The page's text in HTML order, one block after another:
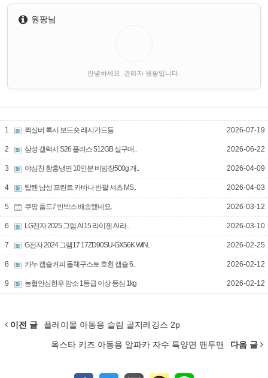
원팡님
안녕하세요. 관리자 원팡입니다.
1 퀵실버 록시 보드숏 래시가드등 2026-07-19
2 삼성 갤럭시 S26 플러스 512GB 실구매.. 2026-06-22
3 야심찬 함흥냉면 10인분 비빔장500g 개.. 2026-04-09
4 탑텐 남성 프린트 카바나 반팔 셔츠 MS.. 2026-04-03
5 쿠팡 폴드7 빈박스 배송됐네요. 2026-03-12
6 LG전자 2025 그램 AI 15 라이젠 AI 라.. 2026-03-10
7 G전자 2024 그램17 17ZD90SU-GX56K WIN.. 2026-02-25
8 카누 캡슐커피 돌체구스토 호환 캡슐 6.. 2026-02-12
9 농협안심한우 암소 1등급 이상 등심 1kg 2026-02-12
이전 글 플레이몰 아동용 슬림 골지레깅스 2p
옥스타 키즈 아동용 알파카 자수 특양면 맨투맨 다음 글